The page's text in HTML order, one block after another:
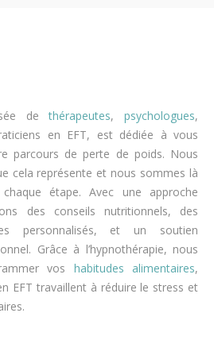
dethérapeutes,psychologues,
en EFT, est dédiée à vous
parcours de perte de poids. Nous
cela représente et nous sommes là
étape. Avec une approche
des conseils nutritionnels, des
personnalisés, et un soutien
Grâce à l’hypnothérapie, nous
vos habitudes alimentaires,
EFT travaillent à réduire le stress et